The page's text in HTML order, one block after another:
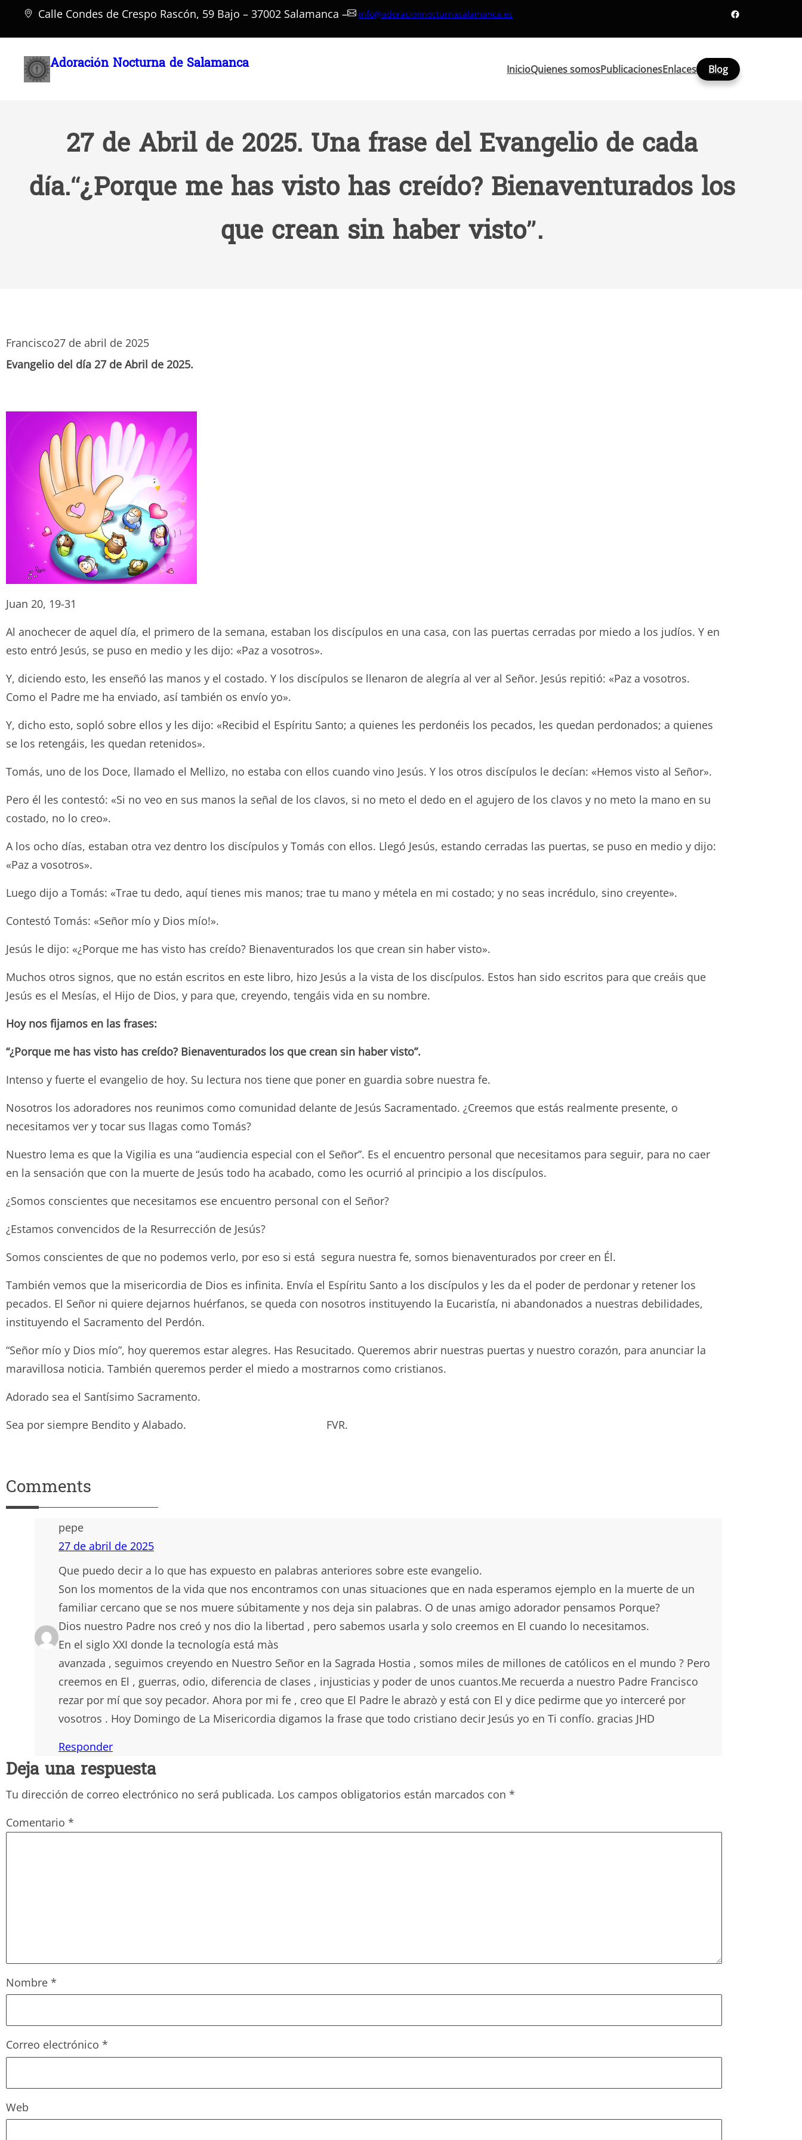
Saltar
Calle Condes de Crespo Rascón, 59 Bajo – 37002 Salamanca – info@adoracionnocturnasalamanca.es Facebook
Adoración Nocturna de Salamanca InicioQuienes somosPublicacionesEnlaces Blog
27 de Abril de 2025. Una frase del Evangelio de cada
día.“¿Porque me has visto has creído? Bienaventurados los
que crean sin haber visto”.
Francisco27 de abril de 2025
Evangelio del día 27 de Abril de 2025.
Juan 20, 19-31
Al anochecer de aquel día, el primero de la semana, estaban los discípulos en una casa, con las puertas cerradas por miedo a los judíos. Y en
esto entró Jesús, se puso en medio y les dijo: «Paz a vosotros».
Y, diciendo esto, les enseñó las manos y el costado. Y los discípulos se llenaron de alegría al ver al Señor. Jesús repitió: «Paz a vosotros.
Como el Padre me ha enviado, así también os envío yo».
Y, dicho esto, sopló sobre ellos y les dijo: «Recibid el Espíritu Santo; a quienes les perdonéis los pecados, les quedan perdonados; a quienes
se los retengáis, les quedan retenidos».
Tomás, uno de los Doce, llamado el Mellizo, no estaba con ellos cuando vino Jesús. Y los otros discípulos le decían: «Hemos visto al Señor».
Pero él les contestó: «Si no veo en sus manos la señal de los clavos, si no meto el dedo en el agujero de los clavos y no meto la mano en su
costado, no lo creo».
A los ocho días, estaban otra vez dentro los discípulos y Tomás con ellos. Llegó Jesús, estando cerradas las puertas, se puso en medio y dijo:
«Paz a vosotros».
Luego dijo a Tomás: «Trae tu dedo, aquí tienes mis manos; trae tu mano y métela en mi costado; y no seas incrédulo, sino creyente».
Contestó Tomás: «Señor mío y Dios mío!».
Jesús le dijo: «¿Porque me has visto has creído? Bienaventurados los que crean sin haber visto».
Muchos otros signos, que no están escritos en este libro, hizo Jesús a la vista de los discípulos. Estos han sido escritos para que creáis que
Jesús es el Mesías, el Hijo de Dios, y para que, creyendo, tengáis vida en su nombre.
Hoy nos fijamos en las frases:
“¿Porque me has visto has creído? Bienaventurados los que crean sin haber visto”.
Intenso y fuerte el evangelio de hoy. Su lectura nos tiene que poner en guardia sobre nuestra fe.
Nosotros los adoradores nos reunimos como comunidad delante de Jesús Sacramentado. ¿Creemos que estás realmente presente, o
necesitamos ver y tocar sus llagas como Tomás?
Nuestro lema es que la Vigilia es una “audiencia especial con el Señor”. Es el encuentro personal que necesitamos para seguir, para no caer
en la sensación que con la muerte de Jesús todo ha acabado, como les ocurrió al principio a los discípulos.
¿Somos conscientes que necesitamos ese encuentro personal con el Señor?
¿Estamos convencidos de la Resurrección de Jesús?
Somos conscientes de que no podemos verlo, por eso si está segura nuestra fe, somos bienaventurados por creer en Él.
También vemos que la misericordia de Dios es infinita. Envía el Espíritu Santo a los discípulos y les da el poder de perdonar y retener los
pecados. El Señor ni quiere dejarnos huérfanos, se queda con nosotros instituyendo la Eucaristía, ni abandonados a nuestras debilidades,
instituyendo el Sacramento del Perdón.
“Señor mío y Dios mío”, hoy queremos estar alegres. Has Resucitado. Queremos abrir nuestras puertas y nuestro corazón, para anunciar la
maravillosa noticia. También queremos perder el miedo a mostrarnos como cristianos.
Adorado sea el Santísimo Sacramento.
Sea por siempre Bendito y Alabado. FVR.
Comments
pepe
27 de abril de 2025
Que puedo decir a lo que has expuesto en palabras anteriores sobre este evangelio.
Son los momentos de la vida que nos encontramos con unas situaciones que en nada esperamos ejemplo en la muerte de un
familiar cercano que se nos muere súbitamente y nos deja sin palabras. O de unas amigo adorador pensamos Porque?
Dios nuestro Padre nos creó y nos dio la libertad , pero sabemos usarla y solo creemos en El cuando lo necesitamos.
En el siglo XXI donde la tecnología está màs
avanzada , seguimos creyendo en Nuestro Señor en la Sagrada Hostia , somos miles de millones de católicos en el mundo ? Pero
creemos en El , guerras, odio, diferencia de clases , injusticias y poder de unos cuantos.Me recuerda a nuestro Padre Francisco
rezar por mí que soy pecador. Ahora por mi fe , creo que El Padre le abrazò y está con El y dice pedirme que yo interceré por
vosotros . Hoy Domingo de La Misericordia digamos la frase que todo cristiano decir Jesús yo en Ti confío. gracias JHD
Responder
Deja una respuesta
Tu dirección de correo electrónico no será publicada. Los campos obligatorios están marcados con *
Comentario *
Nombre *
Correo electrónico *
Web